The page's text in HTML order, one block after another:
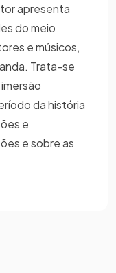
apresenta
do meio
e músicos,
Trata-se
da história
e
e sobre as